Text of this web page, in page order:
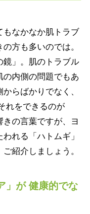
もなかなか肌トラブ
方も多いのでは。
鏡」。肌のトラブル
の内側の問題でもあ
らばかりでなく、
れをできるのが
きの言葉ですが、ヨ
れる「ハトムギ」
紹介しましょう。
」が 健康的でな